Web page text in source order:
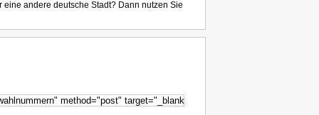
andere deutsche Stadt? Dann nutzen Sie